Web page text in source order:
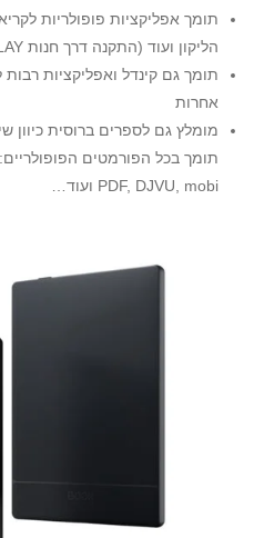
תומך אפליקציות פופולריות
הליקון ועוד (התקנה דרך חנות PLAY כמו בטלפון)
תומך גם קינדל ואפליקציות
אחרות
מומלץ גם לספרים ברוסית
תומך בכל הפורמטים הפופולריים:
PDF, DJVU, mobi ועוד…